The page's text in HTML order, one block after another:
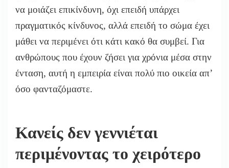
να μοιάζει επικίνδυνη, όχι επειδή υπάρχει
πραγματικός κίνδυνος, αλλά επειδή το σώμα έχει
μάθει να περιμένει ότι κάτι κακό θα συμβεί. Για
ανθρώπους που έχουν ζήσει για χρόνια μέσα στην
ένταση, αυτή η εμπειρία είναι πολύ πιο οικεία απ’
όσο φανταζόμαστε.
Κανείς δεν γεννιέται
περιμένοντας το χειρότερο